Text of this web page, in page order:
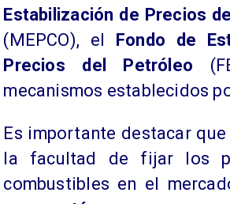
Estabilización de Precios
(MEPCO), el Fondo de
Precios del Petróleo
mecanismos establecidos
Es importante destacar
la facultad de fijar los
combustibles en el